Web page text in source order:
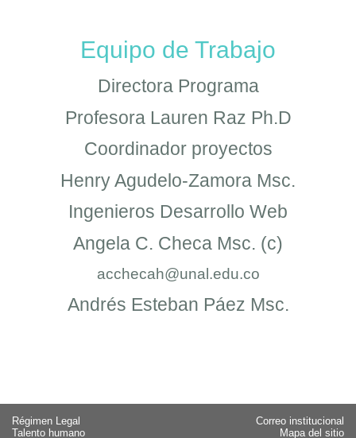
Equipo de Trabajo
Directora Programa
Profesora Lauren Raz Ph.D
Coordinador proyectos
Henry Agudelo-Zamora Msc.
Ingenieros Desarrollo Web
Angela C. Checa Msc. (c)
acchecah@unal.edu.co
Andrés Esteban Páez Msc.
Régimen Legal
Talento humano
Correo institucional
Mapa del sitio